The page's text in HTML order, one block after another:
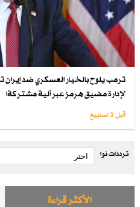
ترمب يلوح بالخيار العسكري ضد إيران
لإدارة مضيق هرمز عبر آلية مشتركةا
قبل 2 اسابیع
ترددات نوا
الأكثر قراءة